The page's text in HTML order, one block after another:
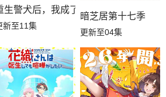
生警犬后，我成了名侦探？
新至11集
暗芝居第十七季
更新至04集